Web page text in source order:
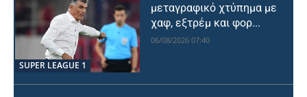
SUPER LEAGUE 1
μεταγραφικό χτύπημα με
χαφ, εξτρέμ και φορ...
06/08/2026 07:40